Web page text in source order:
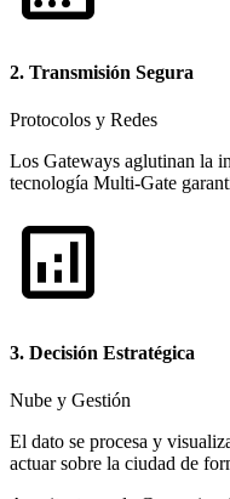
2. Transmisión Segura
Protocolos y Redes
Los Gateways aglutinan la
tecnología Multi-Gate
analytics
3. Decisión Estratégica
Nube y Gestión
El dato se procesa y
actuar sobre la ciudad de